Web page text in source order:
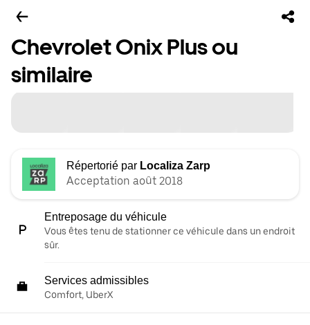
Chevrolet Onix Plus ou
similaire
Répertorié par Localiza Zarp
Acceptation août 2018
Entreposage du véhicule
Vous êtes tenu de stationner ce véhicule dans un endroit
sûr.
Services admissibles
Comfort, UberX